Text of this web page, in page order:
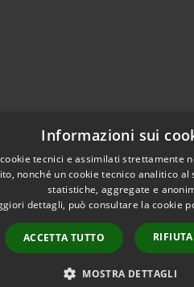
0374364411
0374364444
Informazioni sui
tecnici e assimilati strettamente
nonché un cookie tecnico analitico
statistiche, aggregate e
dettagli, può consultare la cookie
ACCETTA TUTTO
MOSTRA DETTAGLI